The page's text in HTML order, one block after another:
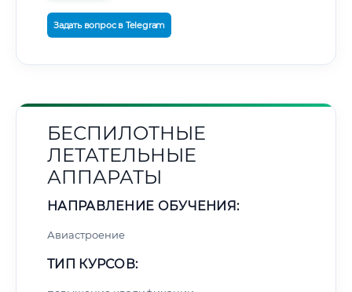
Задать вопрос в Telegram
БЕСПИЛОТНЫЕ
ЛЕТАТЕЛЬНЫЕ
АППАРАТЫ
НАПРАВЛЕНИЕ ОБУЧЕНИЯ:
Авиастроение
ТИП КУРСОВ: